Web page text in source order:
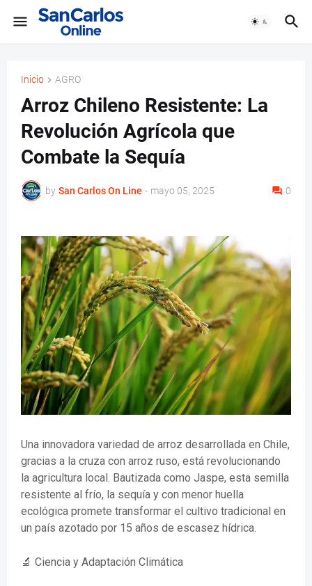
Inicio AGRO
Arroz Chileno Resistente: La
Revolución Agrícola que
Combate la Sequía
by San Carlos On Line - mayo 05, 2025 0
Una innovadora variedad de arroz desarrollada en Chile,
gracias a la cruza con arroz ruso, está revolucionando
la agricultura local. Bautizada como Jaspe, esta semilla
resistente al frío, la sequía y con menor huella
ecológica promete transformar el cultivo tradicional en
un país azotado por 15 años de escasez hídrica.
🔬 Ciencia y Adaptación Climática